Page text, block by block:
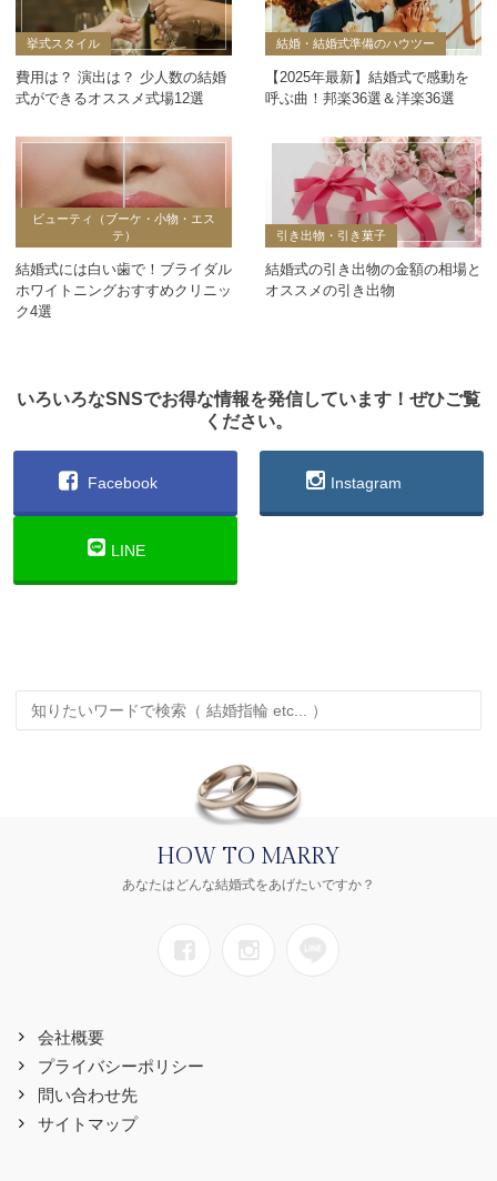
挙式スタイル
費用は？ 演出は？ 少人数の結婚
式ができるオススメ式場12選
結婚・結婚式準備のハウツー
【2025年最新】結婚式で感動を
呼ぶ曲！邦楽36選＆洋楽36選
ビューティ（ブーケ・小物・エス
テ）
結婚式には白い歯で！ブライダル
ホワイトニングおすすめクリニッ
ク4選
引き出物・引き菓子
結婚式の引き出物の金額の相場と
オススメの引き出物
いろいろなSNSでお得な情報を発信しています！ぜひご覧
ください。
Facebook Instagram
LINE
HOW TO MARRY
あなたはどんな結婚式をあげたいですか？
会社概要
プライバシーポリシー
問い合わせ先
サイトマップ